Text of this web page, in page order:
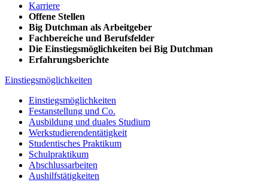
Karriere
Offene Stellen
Big Dutchman als Arbeitgeber
Fachbereiche und Berufsfelder
Die Einstiegsmöglichkeiten bei Big Dutchman
Erfahrungsberichte
Einstiegsmöglichkeiten
Einstiegsmöglichkeiten
Festanstellung und Co.
Ausbildung und duales Studium
Werkstudierendentätigkeit
Studentisches Praktikum
Schulpraktikum
Abschlussarbeiten
Aushilfstätigkeiten